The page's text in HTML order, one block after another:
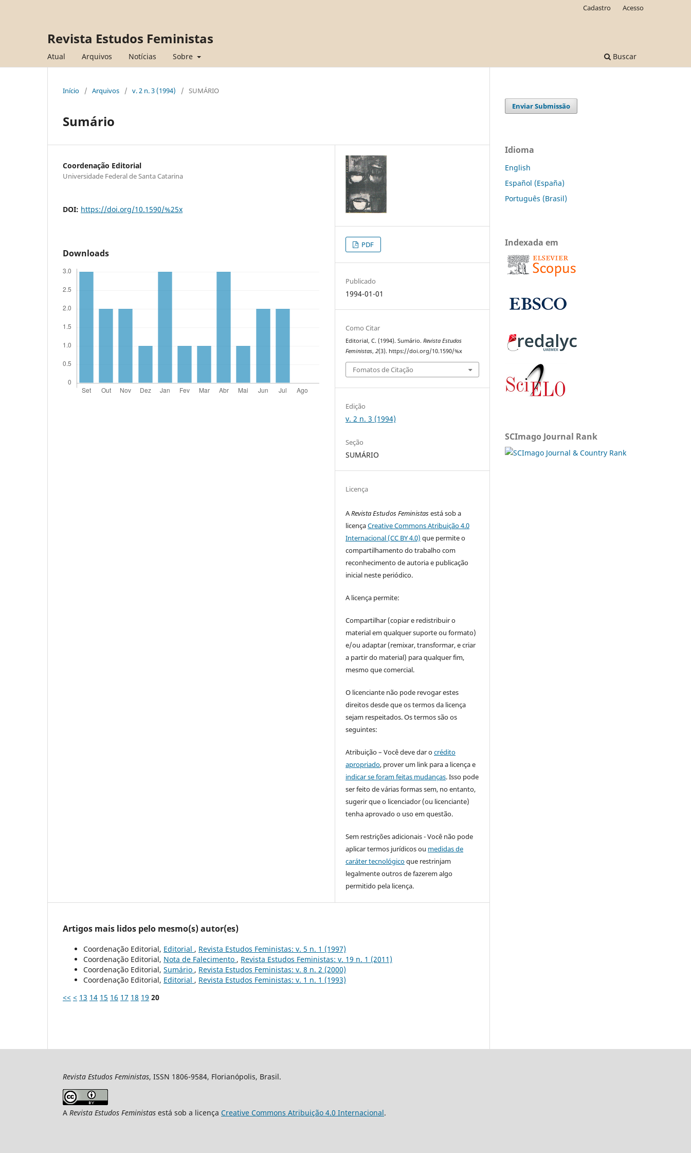
Revista Estudos Feministas
Atual Arquivos Notícias Sobre Buscar
Cadastro Acesso
Início / Arquivos / v. 2 n. 3 (1994) / SUMÁRIO
Sumário
Coordenação Editorial
Universidade Federal de Santa Catarina
DOI: https://doi.org/10.1590/%25x
Downloads
PDF
Publicado
1994-01-01
Como Citar
Editorial, C. (1994). Sumário.Revista Estudos
Feministas,2(3). https://doi.org/10.1590/%x
Fomatos de Citação
Edição
v. 2 n. 3 (1994)
Seção
SUMÁRIO
Licença
ARevista Estudos Feministasestá sob a
licençaCreative Commons Atribuição 4.0
Internacional (CC BY 4.0) que permite o
compartilhamento do trabalho com
reconhecimento de autoria e publicação
inicial neste periódico.
A licença permite:
Compartilhar (copiar e redistribuir o
material em qualquer suporte ou formato)
e/ou adaptar (remixar, transformar, e criar
a partir do material) para qualquer fim,
mesmo que comercial.
O licenciante não pode revogar estes
direitos desde que os termos da licença
sejam respeitados. Os termos são os
seguintes:
Atribuição – Você deve dar ocrédito
apropriado, prover um link para a licença e
indicar se foram feitas mudanças. Isso pode
ser feito de várias formas sem, no entanto,
sugerir que o licenciador (ou licenciante)
tenha aprovado o uso em questão.
Sem restrições adicionais - Você não pode
aplicar termos jurídicos ou medidas de
caráter tecnológicoque restrinjam
legalmente outros de fazerem algo
permitido pela licença.
Artigos mais lidos pelo mesmo(s) autor(es)
Coordenação Editorial, Editorial , Revista Estudos Feministas: v. 5 n. 1 (1997)
Coordenação Editorial, Nota de Falecimento , Revista Estudos Feministas: v. 19 n. 1 (2011)
Coordenação Editorial, Sumário , Revista Estudos Feministas: v. 8 n. 2 (2000)
Coordenação Editorial, Editorial , Revista Estudos Feministas: v. 1 n. 1 (1993)
<< < 13 14 15 16 17 18 19 20
Enviar Submissão
Idioma
English
Español (España)
Português (Brasil)
Indexada em
SCImago Journal Rank
Revista Estudos Feministas, ISSN 1806-9584, Florianópolis, Brasil.
A Revista Estudos Feministas está sob a licença Creative Commons Atribuição 4.0 Internacional.